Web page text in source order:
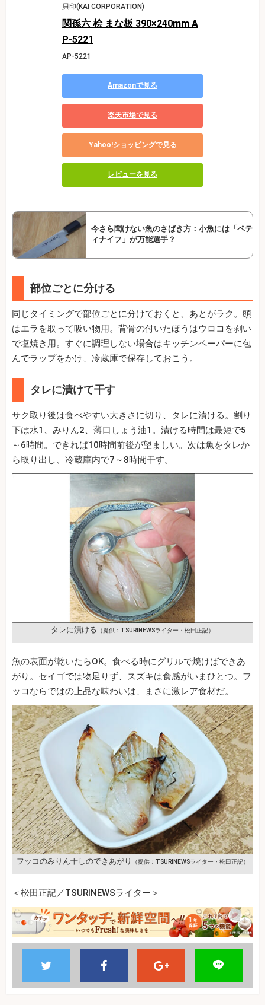
貝印(KAI CORPORATION)
関孫六 桧 まな板 390×240mm A
P-5221
AP-5221
Amazonで見る
楽天市場で見る
Yahoo!ショッピングで見る
レビューを見る
今さら聞けない魚のさばき方：小魚には「ペテ
ィナイフ」が万能選手？
部位ごとに分ける
同じタイミングで部位ごとに分けておくと、あとがラク。頭
はエラを取って吸い物用。背骨の付いたほうはウロコを剥い
で塩焼き用。すぐに調理しない場合はキッチンペーパーに包
んでラップをかけ、冷蔵庫で保存しておこう。
タレに漬けて干す
サク取り後は食べやすい大きさに切り、タレに漬ける。割り
下は水1、みりん2、薄口しょう油1。漬ける時間は最短で5
～6時間。できれば10時間前後が望ましい。次は魚をタレか
ら取り出し、冷蔵庫内で7～8時間干す。
タレに漬ける （提供：TSURINEWSライター・松田正記）
魚の表面が乾いたらOK。食べる時にグリルで焼けばできあ
がり。セイゴでは物足りず、スズキは食感がいまひとつ。フ
ッコならではの上品な味わいは、まさに激レア食材だ。
フッコのみりん干しのできあがり （提供：TSURINEWSライター・松田正記）
＜松田正記／TSURINEWSライター＞